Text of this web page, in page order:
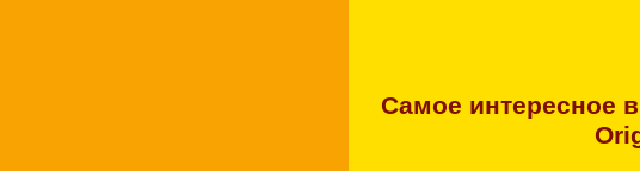
Самое интересное